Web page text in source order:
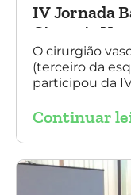
IV Jornada
Cirurgia
O cirurgião
(terceiro da
participou da
29 de outubro.
SBACV
de Cirurgia
Continuar